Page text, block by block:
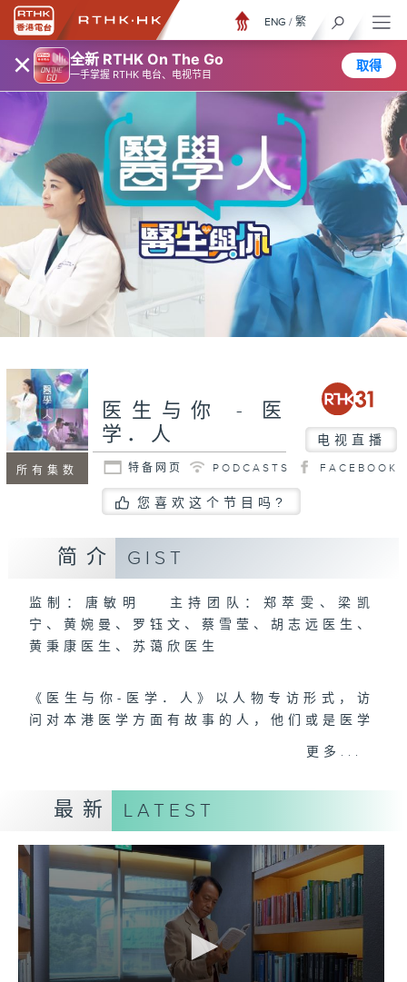
× 全新 RTHK On The Go
一手掌握 RTHK 电台、电视节目
取得
ENG / 繁
所有集数
医生与你 - 医
学．人
电视直播
特备网页 PODCASTS FACEBOOK
您喜欢这个节目吗?
简介 GIST
监制：唐敏明 主持团队：郑萃雯、梁凯
宁、黄婉曼、罗钰文、蔡雪莹、胡志远医生、
黄秉康医生、苏蔼欣医生
《医生与你-医学．人》以人物专访形式，访
问对本港医学方面有故事的人，他们或是医学
界有重大贡献者，或是医学研究方面的表表
历和体会，好让观众从中得到启发
更多...
最新 LATEST